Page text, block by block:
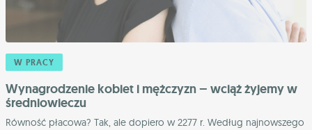
W PRACY
Wynagrodzenie kobiet i mężczyzn – wciąż żyjemy w
średniowieczu
Równość płacowa? Tak, ale dopiero w 2277 r. Według najnowszego